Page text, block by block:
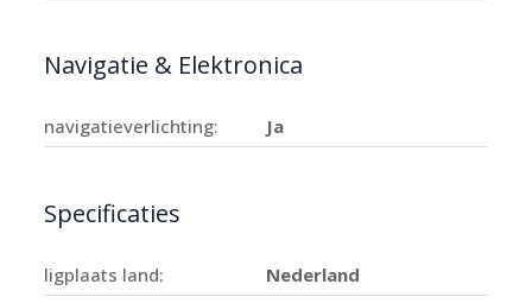
Navigatie & Elektronica
navigatieverlichting: Ja
Specificaties
ligplaats land: Nederland